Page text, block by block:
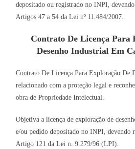
depositado ou registrado no INPI,
Artigos 47 a 54 da Lei nº 11.484/2007.
Contrato De Licença Para
Desenho Industrial Em
Contrato De Licença Para Exploração De
relacionado com a proteção legal e
obra de Propriedade Intelectual.
Objetiva a licença de exploração de
e/ou pedido depositado no INPI, devendo
Artigo 121 da Lei n. 9.279/96 (LPI).